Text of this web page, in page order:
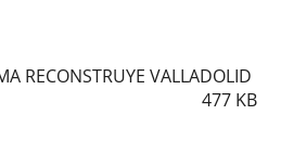
RECONSTRUYE VALLADOLID
477 KB